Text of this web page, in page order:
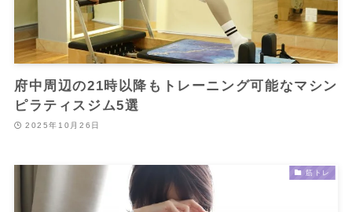
府中周辺の21時以降もトレーニング可能なマシン
ピラティスジム5選
2025年10月26日
筋トレ